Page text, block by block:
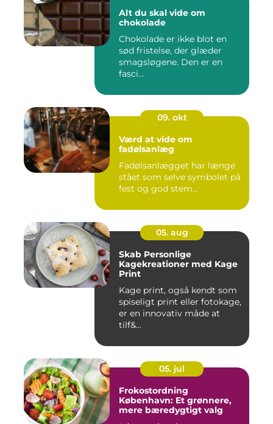
Alt du skal vide om
chokolade
Chokolade er ikke blot en
sød fristelse, der glæder
smagsløgene. Den er en
fasci...
09. okt
Værd at vide om
fadølsanlæg
Fadølsanlægget har længe
stået som selve symbolet på
fest og god stem...
05. aug
Skab Personlige
Kagekreationer med Kage
Print
Kage print, også kendt som
spiseligt print eller fotokage,
er en innovativ måde at
tilf&...
05. jul
Frokostordning
København: Et grønnere,
mere bæredygtigt valg